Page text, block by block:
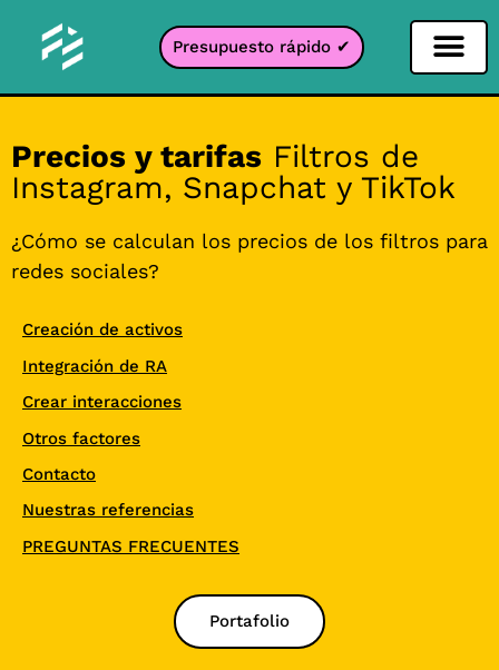
Presupuesto rápido ✔
Precios y tarifas Filtros de
Instagram, Snapchat y TikTok
¿Cómo se calculan los precios de los filtros para
redes sociales?
Creación de activos
Integración de RA
Crear interacciones
Otros factores
Contacto
Nuestras referencias
PREGUNTAS FRECUENTES
Portafolio